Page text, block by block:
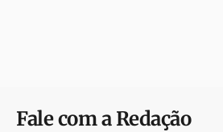
Fale com a Redação